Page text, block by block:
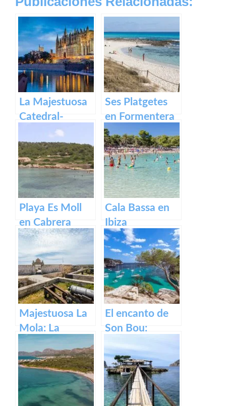
La Majestuosa
Catedral-
Basílica de
Santa María en
Mallorca.
Ses Platgetes
en Formentera
Playa Es Moll
en Cabrera
Cala Bassa en
Ibiza
Majestuosa La
Mola: La
Fortaleza de
Menorca
El encanto de
Son Bou:
belleza de
Menorca